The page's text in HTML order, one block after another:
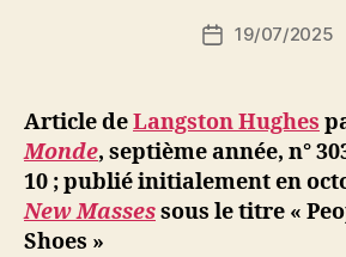
Auteur
de
N
ji
b
Date19/07/2025
Article deLangston Hughes
Monde, septième année, n°
10 ; publié initialement en
New Massessous le titre «
Shoes »